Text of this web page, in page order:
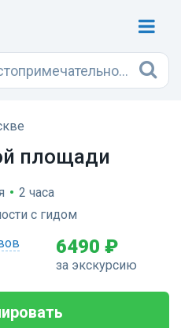
площади
• 2 часа
с гидом
6490 ₽
за экскурсию